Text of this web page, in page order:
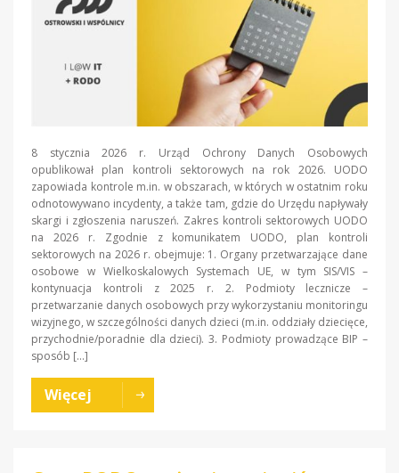
8 stycznia 2026 r. Urząd Ochrony Danych Osobowych
opublikował plan kontroli sektorowych na rok 2026. UODO
zapowiada kontrole m.in. w obszarach, w których w ostatnim roku
odnotowywano incydenty, a także tam, gdzie do Urzędu napływały
skargi i zgłoszenia naruszeń. Zakres kontroli sektorowych UODO
na 2026 r. Zgodnie z komunikatem UODO, plan kontroli
sektorowych na 2026 r. obejmuje: 1. Organy przetwarzające dane
osobowe w Wielkoskalowych Systemach UE, w tym SIS/VIS –
kontynuacja kontroli z 2025 r. 2. Podmioty lecznicze –
przetwarzanie danych osobowych przy wykorzystaniu monitoringu
wizyjnego, w szczególności danych dzieci (m.in. oddziały dziecięce,
przychodnie/poradnie dla dzieci). 3. Podmioty prowadzące BIP –
sposób […]
Więcej